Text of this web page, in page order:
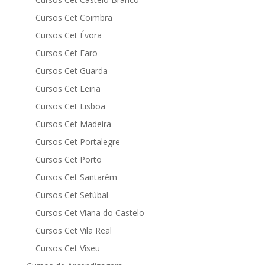
Cursos Cet Coimbra
Cursos Cet Évora
Cursos Cet Faro
Cursos Cet Guarda
Cursos Cet Leiria
Cursos Cet Lisboa
Cursos Cet Madeira
Cursos Cet Portalegre
Cursos Cet Porto
Cursos Cet Santarém
Cursos Cet Setúbal
Cursos Cet Viana do Castelo
Cursos Cet Vila Real
Cursos Cet Viseu